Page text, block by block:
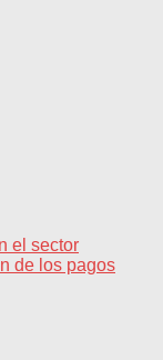
el sector
de los pagos